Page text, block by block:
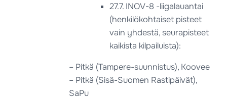
27.7. INOV-8 -liigalauantai
(henkilökohtaiset pisteet
vain yhdestä, seurapisteet
kaikista kilpailuista):
– Pitkä (Tampere-suunnistus), Koovee
– Pitkä (Sisä-Suomen Rastipäivät),
SaPu